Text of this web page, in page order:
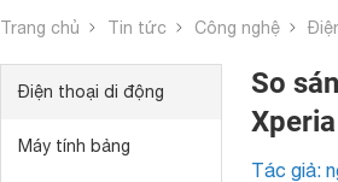
Trang chủ Tin tức Công nghệ
Điện thoại di động
Máy tính bảng
So
Tác giả: